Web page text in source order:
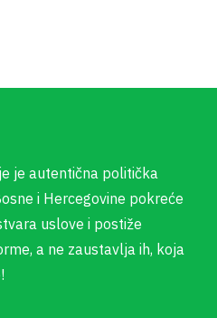
je autentična politička
i Hercegovine pokreće
uslove i postiže
a ne zaustavlja ih, koja